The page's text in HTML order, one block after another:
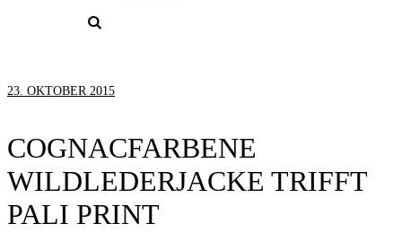
23. OKTOBER 2015
COGNACFARBENE
WILDLEDERJACKE TRIFFT
PALI PRINT